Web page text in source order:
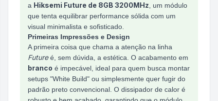
a Hiksemi Future de 8GB 3200MHz , um módulo
que tenta equilibrar performance sólida com um
visual minimalista e sofisticado.
Primeiras Impressões e Design
A primeira coisa que chama a atenção na linha
Futureé, sem dúvida, a estética. O acabamento em
branco é impecável, ideal para quem busca montar
setups "White Build" ou simplesmente quer fugir do
padrão preto convencional. O dissipador de calor é